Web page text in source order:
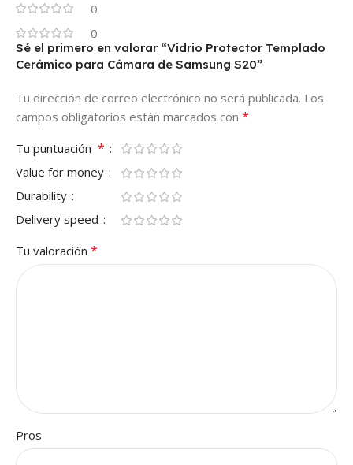
0
0
Sé el primero en valorar “Vidrio Protector Templado
Cerámico para Cámara de Samsung S20”
Tu dirección de correo electrónico no será publicada. Los
campos obligatorios están marcados con *
Tu puntuación *
Value for money
Durability
Delivery speed
Tu valoración *
Pros